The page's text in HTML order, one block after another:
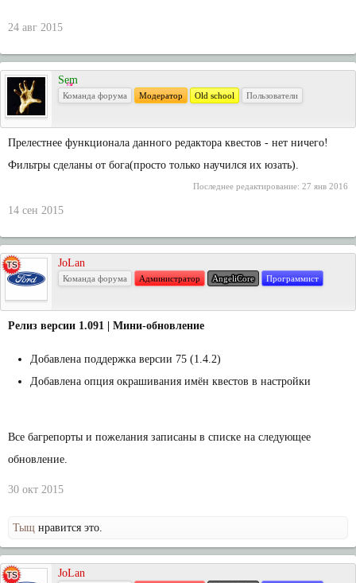
24 авг 2015
Sem
Команда форума Модератор Old school Пользователи
Прелестнее функционала данного редактора квестов - нет ничего!
Фильтры сделаны от бога(просто только научился их юзать).
Последнее редактирование: 27 янв 2016
14 сен 2015
JoLan
Команда форума Администратор AngeliCore Программист
Релиз версии 1.091 | Мини-обновление
Добавлена поддержка версии 75 (1.4.2)
Добавлена опция окрашивания имён квестов в настройки
Все багрепорты и пожелания записаны в списке на следующее
обновление.
30 окт 2015
Тыщ нравится это.
JoLan